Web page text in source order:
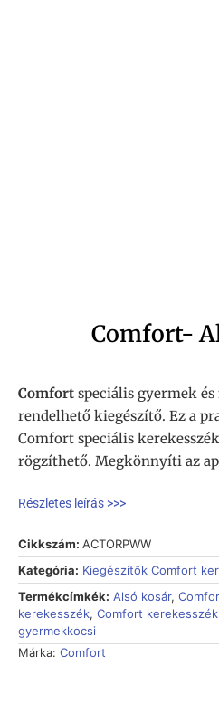
Comfort-
Comfort speciális gyermek
rendelhető kiegészítő. Ez a
Comfort speciális
rögzíthető. Megkönnyíti az
Részletes leírás >>>
Cikkszám: ACTORPWW
Kategória: Kiegészítők Comfort
Termékcímkék: Alsó kosár,
kerekesszék, Comfort
gyermekkocsi
Márka: Comfort